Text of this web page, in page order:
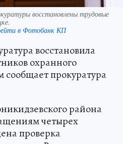
восстановлены трудовые
в Фотобанк КП
восстановила
охранного
прокуратура
района
четырех
проверка